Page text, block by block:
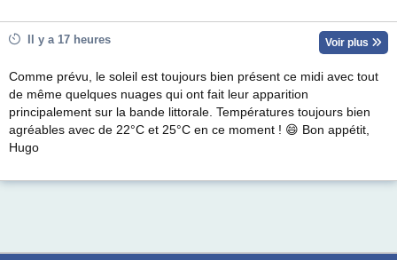
Il y a 17 heures Voir plus
Comme prévu, le soleil est toujours bien présent ce midi avec tout
de même quelques nuages qui ont fait leur apparition
principalement sur la bande littorale. Températures toujours bien
agréables avec de 22°C et 25°C en ce moment ! 😄 Bon appétit,
Hugo